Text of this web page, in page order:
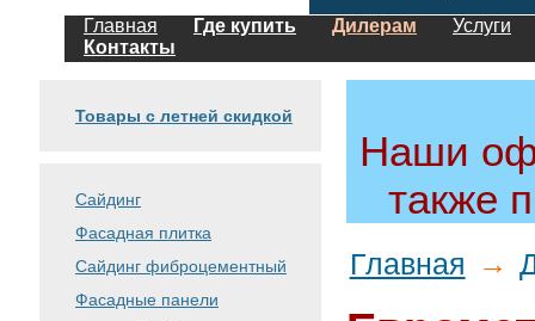
Главная Где купить Дилерам
Услуги
Контакты
Товары с летней скидкой
Сайдинг
Фасадная плитка
Сайдинг фиброцементный
Фасадные панели
Наши
также
Главная →